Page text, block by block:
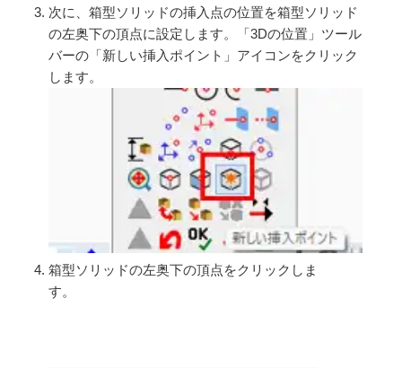
次に、箱型ソリッドの挿入点の位置を箱型ソリッド
の左奥下の頂点に設定します。「3Dの位置」ツール
バーの「新しい挿入ポイント」アイコンをクリック
します。
箱型ソリッドの左奥下の頂点をクリックしま
す。